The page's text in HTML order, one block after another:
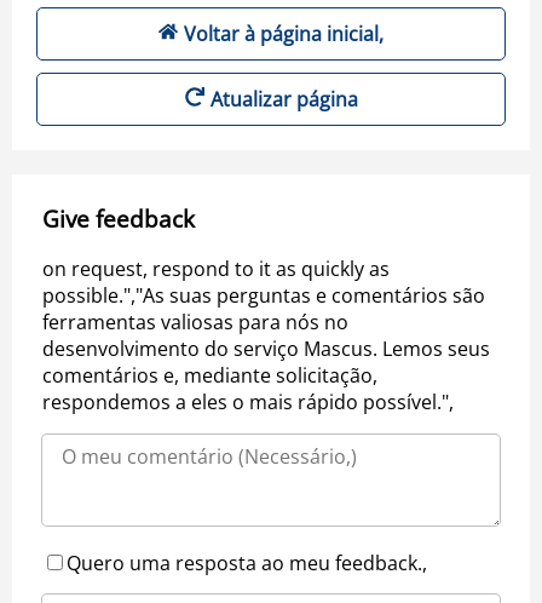
Voltar à página inicial,
Atualizar página
Give feedback
on request, respond to it as quickly as
possible.","As suas perguntas e comentários são
ferramentas valiosas para nós no
desenvolvimento do serviço Mascus. Lemos seus
comentários e, mediante solicitação,
respondemos a eles o mais rápido possível.",
Quero uma resposta ao meu feedback.,